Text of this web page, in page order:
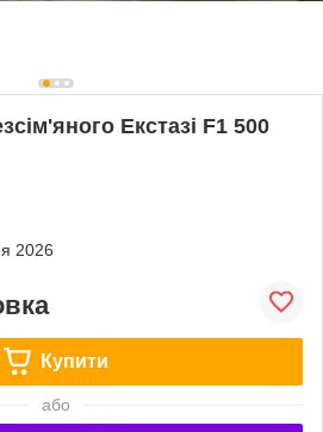
Екстазі F1 500
2026
Купити
або